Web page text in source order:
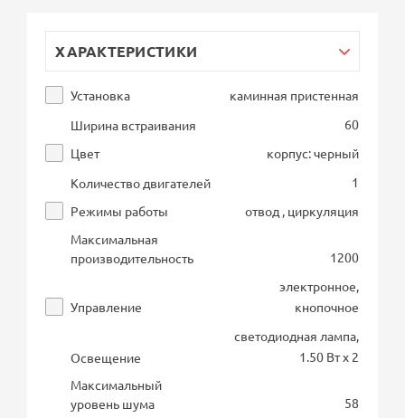
ХАРАКТЕРИСТИКИ
Установка
каминная пристенная
Ширина встраивания
60
Цвет
корпус: черный
Количество двигателей
1
Режимы работы
отвод , циркуляция
Максимальная
производительность
1200
Управление
электронное,
кнопочное
Освещение
светодиодная лампа,
1.50 Вт х 2
Максимальный
уровень шума
58